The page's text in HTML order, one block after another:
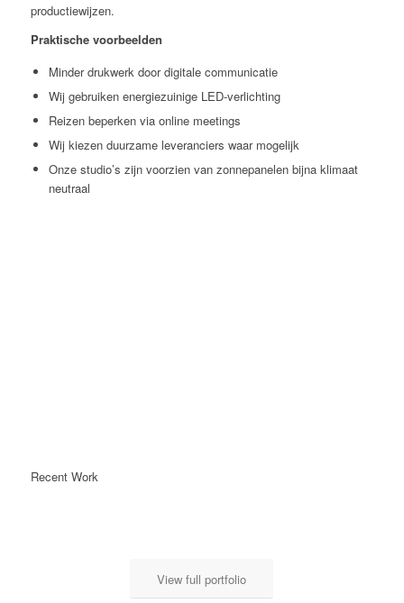
productiewijzen.
Praktische voorbeelden
Minder drukwerk door digitale communicatie
Wij gebruiken energiezuinige LED-verlichting
Reizen beperken via online meetings
Wij kiezen duurzame leveranciers waar mogelijk
Onze studio’s zijn voorzien van zonnepanelen bijna klimaat
neutraal
Recent Work
View full portfolio